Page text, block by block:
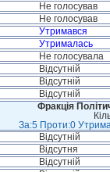
Не голосував
Не голосував
Утримався
Утрималась
Не голосувала
Відсутній
Відсутній
Відсутній
Фракція
За:5 Проти:0
Відсутній
Відсутня
Відсутній